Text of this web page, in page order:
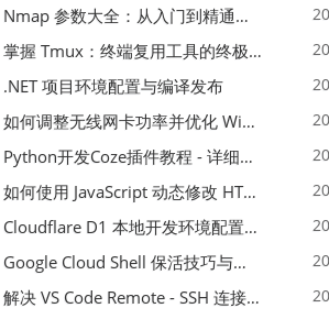
Nmap 参数大全：从入门到精通，掌握网络扫描的核心技巧
掌握 Tmux：终端复用工具的终极指南
.NET 项目环境配置与编译发布
如何调整无线网卡功率并优化 Wifite 的功率设置
Python开发Coze插件教程 - 详细步骤与注意事项
如何使用 JavaScript 动态修改 HTML 中的权限文本 | 前端开发教程
Cloudflare D1 本地开发环境配置指南 | CF Pages Local Development Guide
Google Cloud Shell 保活技巧与配额时间查看方法
解决 VS Code Remote - SSH 连接失败问题：从权限问题到成功启动
📝
250
篇文章